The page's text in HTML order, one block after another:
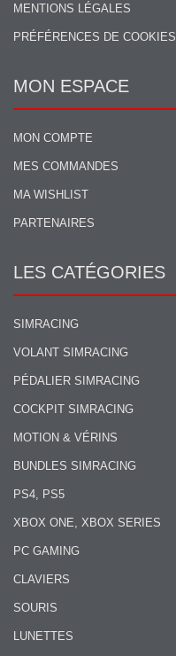
MENTIONS LÉGALES
PRÉFÉRENCES DE COOKIES
MON ESPACE
MON COMPTE
MES COMMANDES
MA WISHLIST
PARTENAIRES
LES CATÉGORIES
SIMRACING
VOLANT SIMRACING
PÉDALIER SIMRACING
COCKPIT SIMRACING
MOTION & VÉRINS
BUNDLES SIMRACING
PS4, PS5
XBOX ONE, XBOX SERIES
PC GAMING
CLAVIERS
SOURIS
LUNETTES